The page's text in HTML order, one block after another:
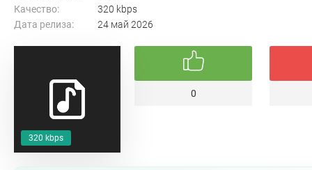
320 kbps
Качество:
320 kbps
Дата релиза:
24 май 2026
0